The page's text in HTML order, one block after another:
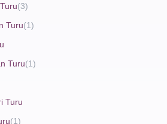
dinlendirici bir tatil sunarken
da keşfetmenize olanak tanır.
(3)
Turu(1)
Turu(1)
Turu
(1)